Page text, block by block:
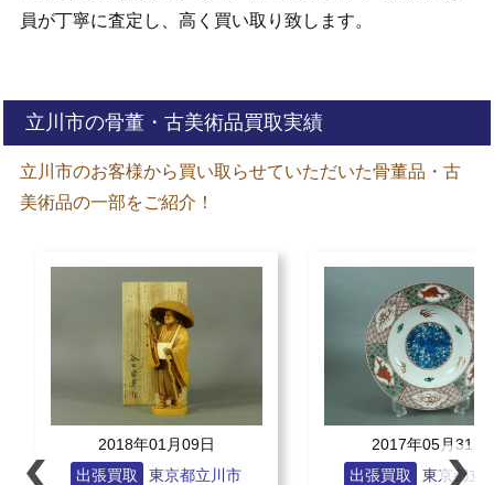
員が丁寧に査定し、高く買い取り致します。
立川市の骨董・古美術品買取実績
立川市のお客様から買い取らせていただいた骨董品・古
美術品の一部をご紹介！
2018年01月09日
出張買取
東京都立川市
2017年05月31日
出張買取
東京都立川市